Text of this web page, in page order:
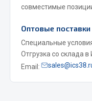
Система питания
Подвеска
Тормозная система
Двери
Окно ветровое
совместимые
Оптовые поставки
Специальные
Отгрузка со склада в
Email: